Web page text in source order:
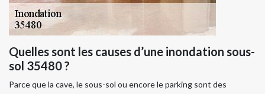
Quelles sont les causes d’une inondation sous-
sol 35480 ?
Parce que la cave, le sous-sol ou encore le parking sont des